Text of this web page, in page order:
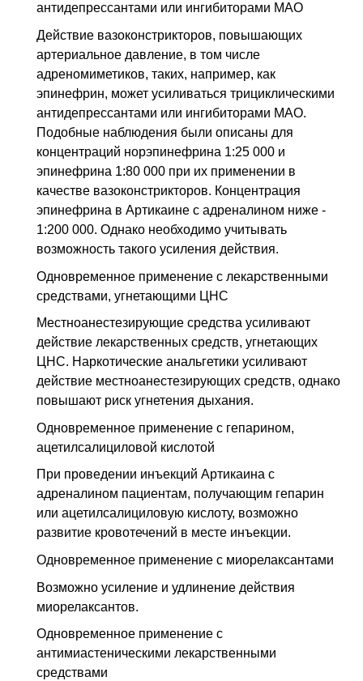
антидепрессантами или ингибиторами МАО
Действие вазоконстрикторов, повышающих
артериальное давление, в том числе
адреномиметиков, таких, например, как
эпинефрин, может усиливаться трициклическими
антидепрессантами или ингибиторами МАО.
Подобные наблюдения были описаны для
концентраций норэпинефрина 1:25 000 и
эпинефрина 1:80 000 при их применении в
качестве вазоконстрикторов. Концентрация
эпинефрина в Артикаине с адреналином ниже -
1:200 000. Однако необходимо учитывать
возможность такого усиления действия.
Одновременное применение с лекарственными
средствами, угнетающими ЦНС
Местноанестезирующие средства усиливают
действие лекарственных средств, угнетающих
ЦНС. Наркотические анальгетики усиливают
действие местноанестезирующих средств, однако
повышают риск угнетения дыхания.
Одновременное применение с гепарином,
ацетилсалициловой кислотой
При проведении инъекций Артикаина с
адреналином пациентам, получающим гепарин
или ацетилсалициловую кислоту, возможно
развитие кровотечений в месте инъекции.
Одновременное применение с миорелаксантами
Возможно усиление и удлинение действия
миорелаксантов.
Одновременное применение с
антимиастеническими лекарственными
средствами